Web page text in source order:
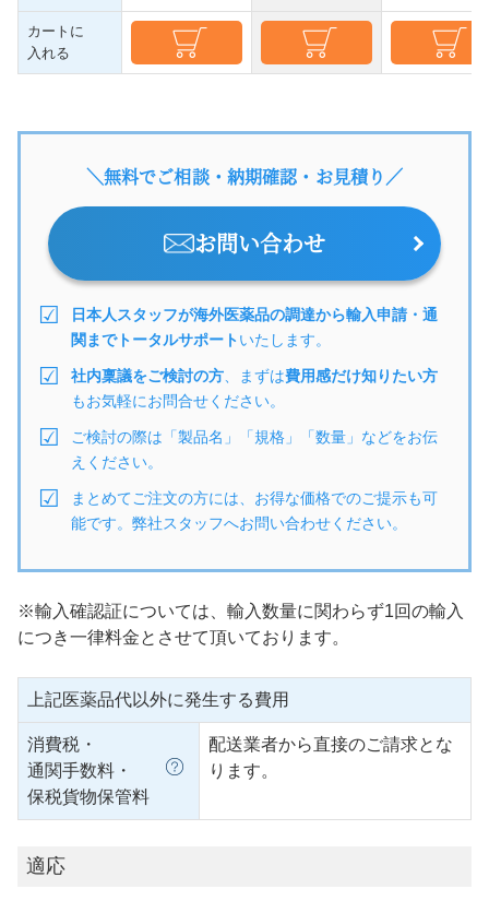
カートに
入れる
＼無料でご相談・納期確認・お見積り／
お問い合わせ
日本人スタッフが海外医薬品の調達から輸入申請・通
関までトータルサポートいたします。
社内稟議をご検討の方 、まずは費用感だけ知りたい方
もお気軽にお問合せください。
ご検討の際は「製品名」「規格」「数量」などをお伝
えください。
まとめてご注文の方には、お得な価格でのご提示も可
能です。弊社スタッフへお問い合わせください。
※輸入確認証については、輸入数量に関わらず1回の輸入
につき一律料金とさせて頂いております。
上記医薬品代以外に発生する費用
消費税・
通関手数料・
保税貨物保管料
配送業者から直接のご請求とな
ります。
適応